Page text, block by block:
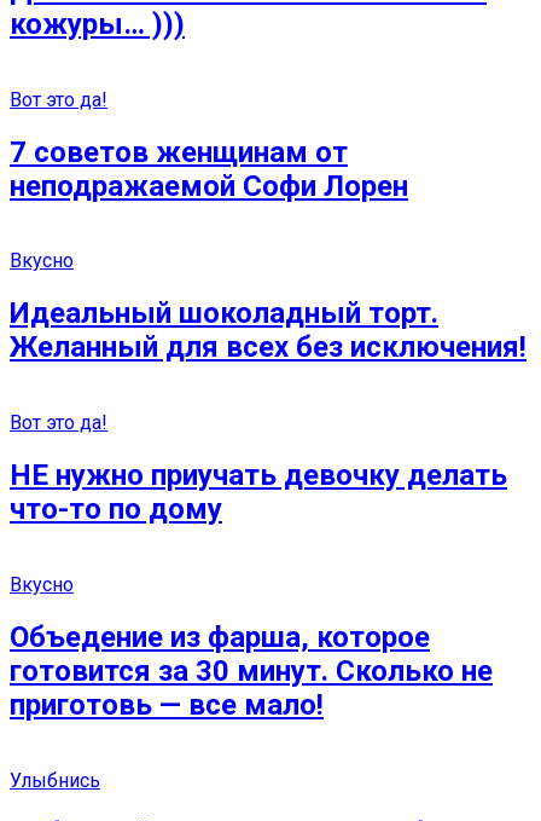
кожуры… )))
Вот это да!
7 советов женщинам от
неподражаемой Софи Лорен
Вкусно
Идеальный шоколадный торт.
Желанный для всех без исключения!
Вот это да!
НЕ нужно приучать девочку делать
что-то по дому
Вкусно
Объедение из фарша, которое
готовится за 30 минут. Сколько не
приготовь — все мало!
Улыбнись